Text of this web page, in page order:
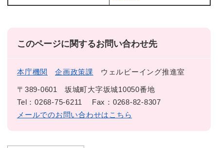
このページに関するお問い合わせ先
本庁機関 企画政策課 ウェルビーイング推進室
〒389-0601
坂城町大字坂城10050番地
Tel：0268-75-6211
Fax：0268-82-8307
メールでのお問い合わせはこちら